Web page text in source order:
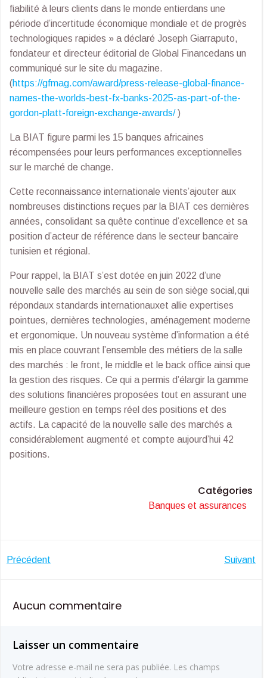
fiabilité à leurs clients dans le monde entierdans une
période d’incertitude économique mondiale et de progrès
technologiques rapides » a déclaré Joseph Giarraputo,
fondateur et directeur éditorial de Global Financedans un
communiqué sur le site du magazine.
(https://gfmag.com/award/press-release-global-finance-
names-the-worlds-best-fx-banks-2025-as-part-of-the-
gordon-platt-foreign-exchange-awards/)
La BIAT figure parmi les 15 banques africaines
récompensées pour leurs performances exceptionnelles
sur le marché de change.
Cette reconnaissance internationale vients’ajouter aux
nombreuses distinctions reçues par la BIAT ces dernières
années, consolidant sa quête continue d’excellence et sa
position d’acteur de référence dans le secteur bancaire
tunisien et régional.
Pour rappel, la BIAT s’est dotée en juin 2022 d’une
nouvelle salle des marchés au sein de son siège social,qui
répondaux standards internationauxet allie expertises
pointues, dernières technologies, aménagement moderne
et ergonomique. Un nouveau système d’information a été
mis en place couvrant l’ensemble des métiers de la salle
des marchés : le front, le middle et le back office ainsi que
la gestion des risques. Ce qui a permis d’élargir la gamme
des solutions financières proposées tout en assurant une
meilleure gestion en temps réel des positions et des
actifs. La capacité de la nouvelle salle des marchés a
considérablement augmenté et compte aujourd’hui 42
positions.
Catégories
Banques et assurances
Navigation
de
Précédent Suivant
Aucun commentaire
Laisser un commentaire
Votre adresse e-mail ne sera pas publiée. Les champs